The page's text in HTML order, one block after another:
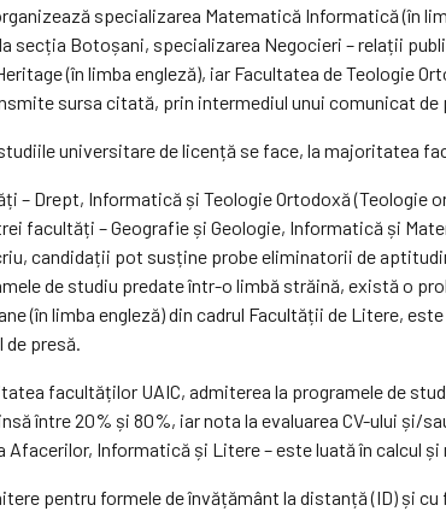
specializarea Matematică Informatică (în
secția Botoșani, specializarea Negocieri – relații
(în limba engleză), iar Facultatea de Teologie
sursa citată, prin intermediul unui comunicat de
universitare de licență se face, la majoritatea
– Drept, Informatică și Teologie Ortodoxă (Teologie
facultăți – Geografie și Geologie, Informatică și
candidații pot susține probe eliminatorii de
de studiu predate într-o limbă străină, există o
(în limba engleză) din cadrul Facultății de Litere,
de presă.
facultăților UAIC, admiterea la programele de
între 20% și 80%, iar nota la evaluarea CV-ului
Afacerilor, Informatică și Litere – este luată în calcul
pentru formele de învățământ la distanță (ID) și